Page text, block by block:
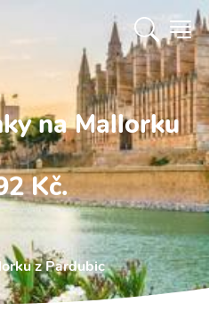
na Mallorku
Kč.
z Pardubic